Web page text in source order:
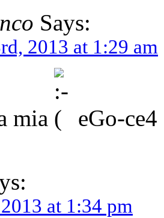
Says:
2013 at 1:29 am
mia
eGo-
at 1:34 pm